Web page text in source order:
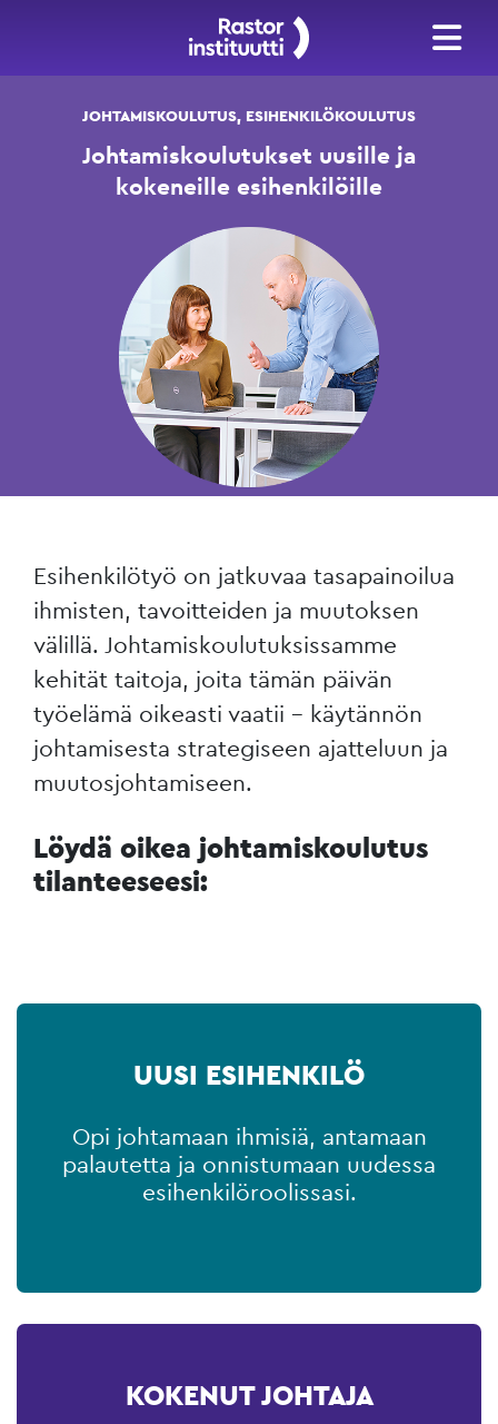
JOHTAMISKOULUTUS, ESIHENKILÖKOULUTUS
Johtamiskoulutukset uusille ja
kokeneille esihenkilöille
Esihenkilötyö on jatkuvaa tasapainoilua
ihmisten, tavoitteiden ja muutoksen
välillä. Johtamiskoulutuksissamme
kehität taitoja, joita tämän päivän
työelämä oikeasti vaatii – käytännön
johtamisesta strategiseen ajatteluun ja
muutosjohtamiseen.
Löydä oikea johtamiskoulutus
tilanteeseesi:
UUSI ESIHENKILÖ
Opi johtamaan ihmisiä, antamaan
palautetta ja onnistumaan uudessa
esihenkilöroolissasi.
KOKENUT JOHTAJA